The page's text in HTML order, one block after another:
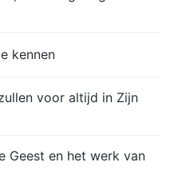
kennen
voor altijd in Zijn
Geest en het werk van